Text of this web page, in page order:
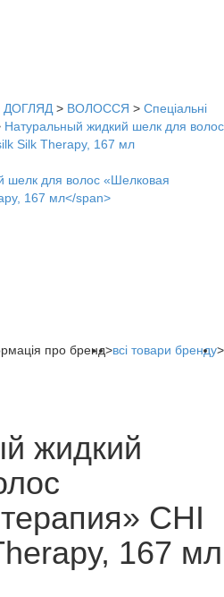
ДОГЛЯД > ВОЛОССЯ > Спеціальні
Натуральный жидкий шелк для волос
Silk Therapy, 167 мл
про бренд>всі товари бренду>
жидкий
CHI
167 мл